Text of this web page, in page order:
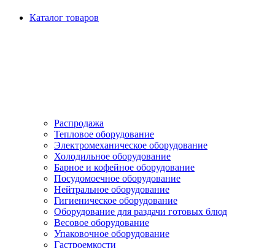
Каталог товаров
Распродажа
Тепловое оборудование
Электромеханическое оборудование
Холодильное оборудование
Барное и кофейное оборудование
Посудомоечное оборудование
Нейтральное оборудование
Гигиеническое оборудование
Оборудование для раздачи готовых блюд
Весовое оборудование
Упаковочное оборудование
Гастроемкости